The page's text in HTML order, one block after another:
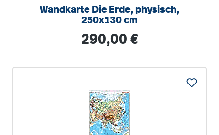
Wandkarte Die Erde, physisch,
250x130 cm
Regulärer Preis:
290,00 €